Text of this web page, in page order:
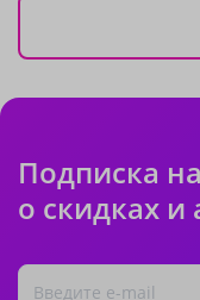
Подписка
о скидках и